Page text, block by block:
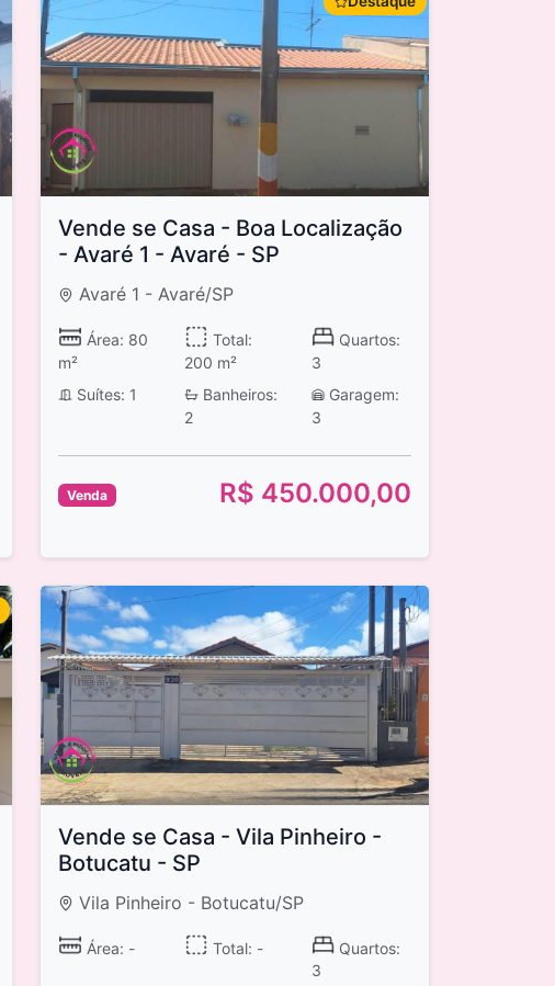
Vende se Casa - Boa Localização
- Avaré 1 - Avaré - SP
Avaré 1 - Avaré/SP
Área: 80
m²
Total:
200 m²
Quartos:
3
Suítes: 1
Banheiros:
2
Garagem:
3
Venda R$ 450.000,00
Vende se Casa - Vila Pinheiro -
Botucatu - SP
Vila Pinheiro - Botucatu/SP
Área: - Total: -
Quartos:
3